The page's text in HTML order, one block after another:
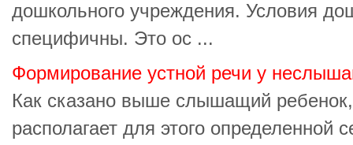
дошкольного учреждения. Условия
специфичны. Это ос ...
Формирование устной речи у
Как сказано выше слышащий
располагает для этого определенной